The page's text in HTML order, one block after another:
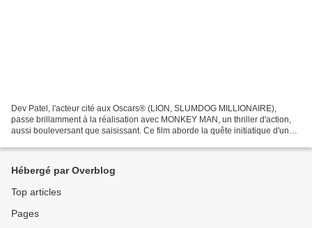
Dev Patel, l'acteur cité aux Oscars® (LION, SLUMDOG MILLIONAIRE),
passe brillamment à la réalisation avec MONKEY MAN, un thriller d'action,
aussi bouleversant que saisissant. Ce film aborde la quête initiatique d'un
Hébergé par Overblog
Top articles
Pages